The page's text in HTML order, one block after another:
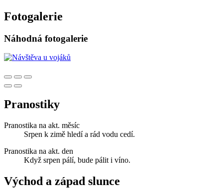
Fotogalerie
Náhodná fotogalerie
Pranostiky
Pranostika na akt. měsíc
Srpen k zimě hledí a rád vodu cedí.
Pranostika na akt. den
Když srpen pálí, bude pálit i víno.
Východ a západ slunce